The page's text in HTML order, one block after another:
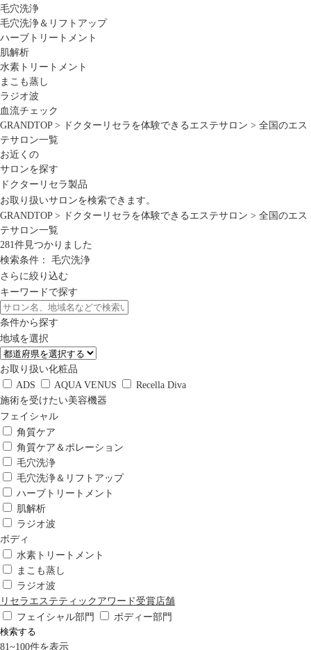
毛穴洗浄
毛穴洗浄＆リフトアップ
ハーブトリートメント
肌解析
水素トリートメント
まこも蒸し
ラジオ波
血流チェック
GRANDTOP> ドクターリセラを体験できるエステサロン > 全国のエス
テサロン一覧
お近くの
サロンを探す
ドクターリセラ製品
お取り扱いサロンを検索できます。
GRANDTOP> ドクターリセラを体験できるエステサロン > 全国のエス
テサロン一覧
281件見つかりました
検索条件：
毛穴洗浄
さらに絞り込む
キーワードで探す
条件から探す
地域を選択
お取り扱い化粧品
ADS
AQUA VENUS
Recella Diva
施術を受けたい美容機器
フェイシャル
角質ケア
角質ケア＆ポレーション
毛穴洗浄
毛穴洗浄＆リフトアップ
ハーブトリートメント
肌解析
ラジオ波
ボディ
水素トリートメント
まこも蒸し
ラジオ波
リセラエステティックアワード受賞店舗
フェイシャル部門
ボディー部門
検索する
81~100件を表示